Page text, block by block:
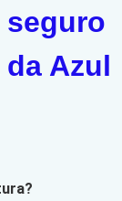
seguro
Azul